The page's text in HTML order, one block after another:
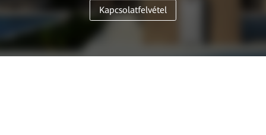
Kapcsolatfelvétel